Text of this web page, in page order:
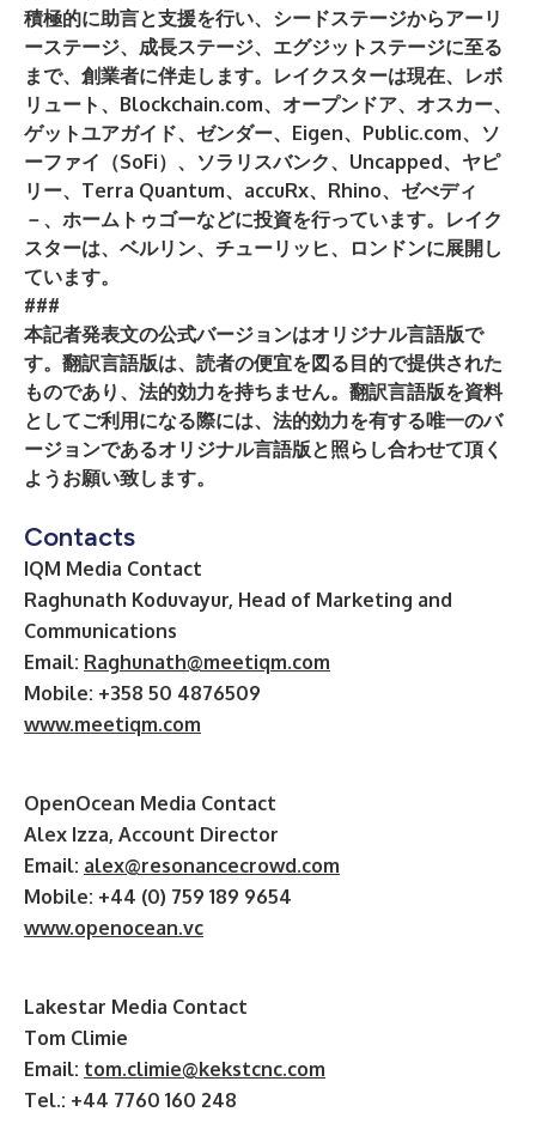
積極的に助言と支援を行い、シードステージからアーリ
ーステージ、成長ステージ、エグジットステージに至る
まで、創業者に伴走します。レイクスターは現在、レボ
リュート、Blockchain.com、オープンドア、オスカー、
ゲットユアガイド、ゼンダー、Eigen、Public.com、ソ
ーファイ（SoFi）、ソラリスバンク、Uncapped、ヤピ
リー、Terra Quantum、accuRx、Rhino、ゼべディ
－、ホームトゥゴーなどに投資を行っています。レイク
スターは、ベルリン、チューリッヒ、ロンドンに展開し
ています。
###
本記者発表文の公式バージョンはオリジナル言語版で
す。翻訳言語版は、読者の便宜を図る目的で提供された
ものであり、法的効力を持ちません。翻訳言語版を資料
としてご利用になる際には、法的効力を有する唯一のバ
ージョンであるオリジナル言語版と照らし合わせて頂く
ようお願い致します。
Contacts
IQM Media Contact
Raghunath Koduvayur, Head of Marketing and
Communications
Email: Raghunath@meetiqm.com
Mobile: +358 50 4876509
www.meetiqm.com
OpenOcean Media Contact
Alex Izza, Account Director
Email: alex@resonancecrowd.com
Mobile: +44 (0) 759 189 9654
www.openocean.vc
Lakestar Media Contact
Tom Climie
Email: tom.climie@kekstcnc.com
Tel.: +44 7760 160 248